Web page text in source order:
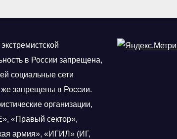
в России запрещена,
социальные сети
же запрещены в России.
организации,
«Правый сектор»,
армия», «ИГИЛ» (ИГ,